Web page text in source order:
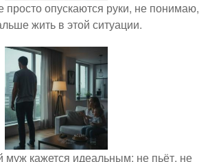
просто опускаются руки, не понимаю,
жить в этой ситуации.
кажется идеальным: не пьёт, не